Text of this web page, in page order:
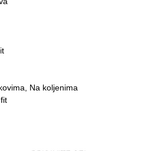
Na koljenima